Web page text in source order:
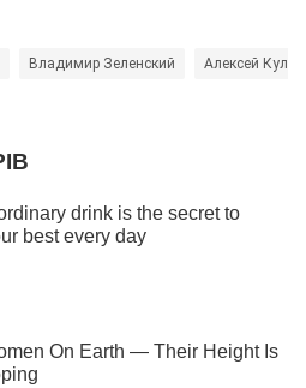
Владимир Зеленский Алексей